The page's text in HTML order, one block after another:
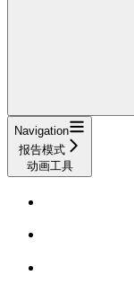
Navigation
报告模式
动画工具